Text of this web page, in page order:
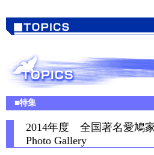
■特集
2014年度 全国著名愛鳩
Photo Gallery